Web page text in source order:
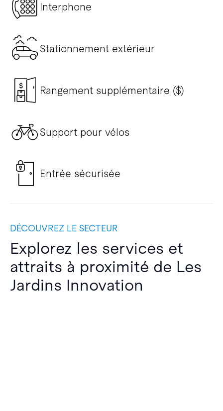
Interphone
Stationnement extérieur
Rangement supplémentaire ($)
Support pour vélos
Entrée sécurisée
DÉCOUVREZ LE SECTEUR
Explorez les services et
attraits à proximité de Les
Jardins Innovation